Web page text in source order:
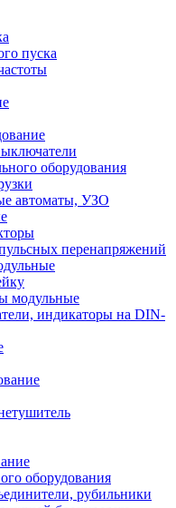
пуска
оборудования
автоматы, УЗО
перенапряжений
модульные
индикаторы на DIN-
оборудования
рубильники